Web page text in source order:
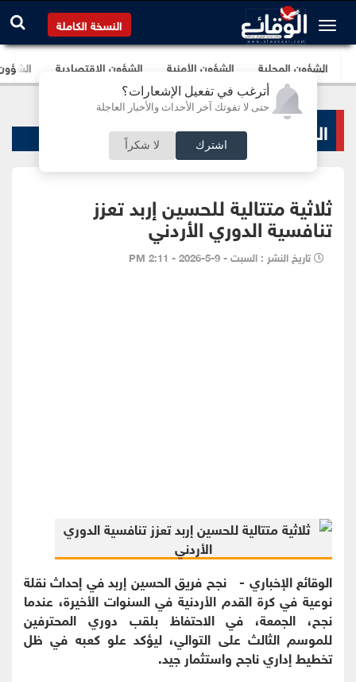
أترغب في تفعيل الإشعارات؟
حتى لا تفوتك آخر الأحداث والأخبار العاجلة
اشترك لا شكراً
النسخة الكاملة
الشؤون المحلية الشؤون الأمنية الشؤون الإقتصادية
الرياضة المحلية
ثلاثية متتالية للحسين إربد تعزز
تنافسية الدوري الأردني
تاريخ النشر : السبت - 9-5-2026 - 2:11 PM
الوقائع الإخباري - نجح فريق الحسين إربد في إحداث نقلة
نوعية في كرة القدم الأردنية في السنوات الأخيرة، عندما
نجح، الجمعة، في الاحتفاظ بلقب دوري المحترفين
للموسم الثالث على التوالي، ليؤكد علو كعبه في ظل
تخطيط إداري ناجح واستثمار جيد.